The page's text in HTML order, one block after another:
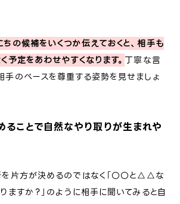
の候補をいくつか伝えておくと、相手も
予定をあわせやすくなります。 丁寧な言
のペースを尊重する姿勢を見せましょ
ることで自然なやり取りが生まれや
片方が決めるのではなく「〇〇と△△な
ますか？」のように相手に聞いてみると自